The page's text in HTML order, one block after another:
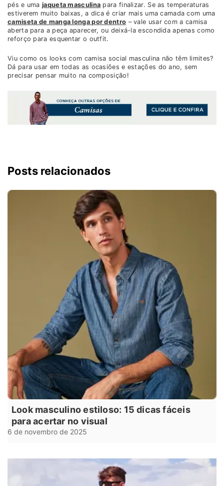
pés e uma jaqueta masculina para finalizar. Se as temperaturas
estiverem muito baixas, a dica é criar mais uma camada com uma
camiseta de manga longa por dentro – vale usar com a camisa
aberta para a peça aparecer, ou deixá-la escondida apenas como
reforço para esquentar o outfit.
Viu como os looks com camisa social masculina não têm limites?
Dá para usar em todas as ocasiões e estações do ano, sem
precisar pensar muito na composição!
Posts relacionados
Look masculino estiloso: 15 dicas fáceis
para acertar no visual
6 de novembro de 2025